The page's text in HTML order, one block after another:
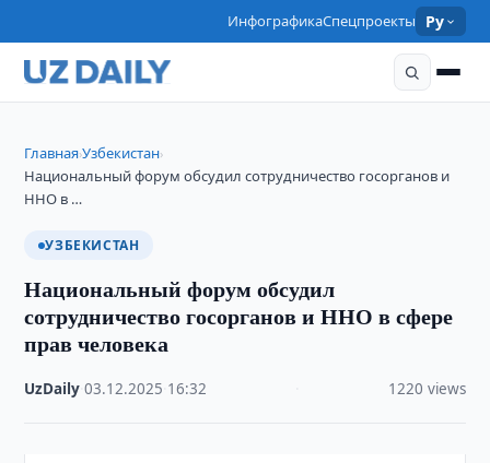
ИнфографикаСпецпроекты Ру
Главная›Узбекистан›
Национальный форум обсудил сотрудничество госорганов и
ННО в …
УЗБЕКИСТАН
Национальный форум обсудил
сотрудничество госорганов и ННО в сфере
прав человека
UzDaily ·03.12.2025 16:32 1220 views